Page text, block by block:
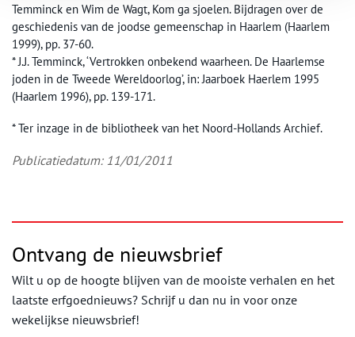
Temminck en Wim de Wagt, Kom ga sjoelen. Bijdragen over de
geschiedenis van de joodse gemeenschap in Haarlem (Haarlem
1999), pp. 37-60.
* J.J. Temminck, ‘Vertrokken onbekend waarheen. De Haarlemse
joden in de Tweede Wereldoorlog’, in: Jaarboek Haerlem 1995
(Haarlem 1996), pp. 139-171.
* Ter inzage in de bibliotheek van het Noord-Hollands Archief.
Publicatiedatum: 11/01/2011
Ontvang de nieuwsbrief
Wilt u op de hoogte blijven van de mooiste verhalen en het
laatste erfgoednieuws? Schrijf u dan nu in voor onze
wekelijkse nieuwsbrief!